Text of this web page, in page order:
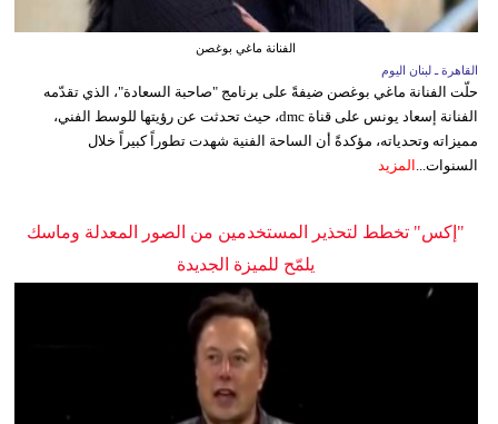
الفنانة ماغي بوغصن
القاهرة ـ لبنان اليوم
حلّت الفنانة ماغي بوغصن ضيفةً على برنامج "صاحبة السعادة"، الذي تقدّمه
الفنانة إسعاد يونس على قناة dmc، حيث تحدثت عن رؤيتها للوسط الفني،
مميزاته وتحدياته، مؤكدةً أن الساحة الفنية شهدت تطوراً كبيراً خلال
السنوات... المزيد
"إكس" تخطط لتحذير المستخدمين من الصور المعدلة وماسك
يلمّح للميزة الجديدة